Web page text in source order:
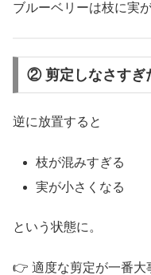
ブルーベリーは枝に実
② 剪定しなさすぎ
逆に放置すると
枝が混みすぎる
実が小さくなる
という状態に。
👉 適度な剪定が一番大